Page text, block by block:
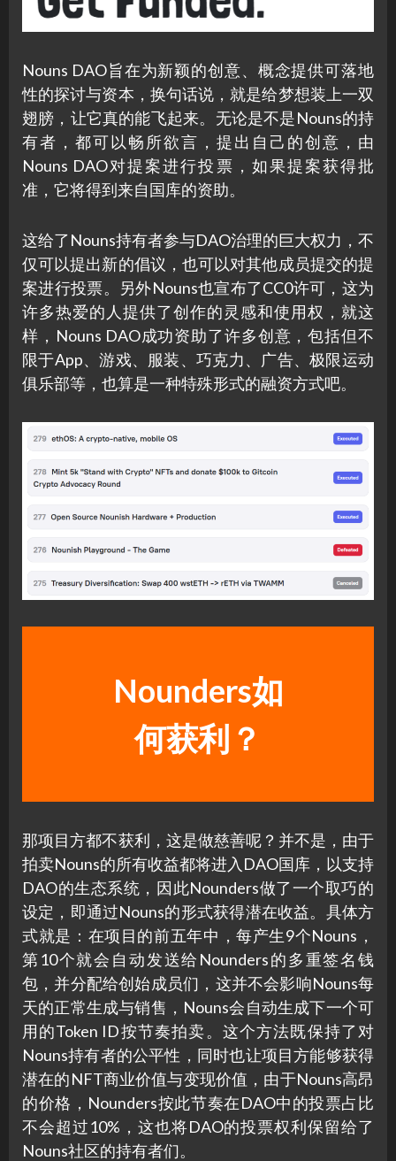
Nouns DAO旨在为新颖的创意、概念提供可落地
性的探讨与资本，换句话说，就是给梦想装上一双
翅膀，让它真的能飞起来。无论是不是Nouns的持
有者，都可以畅所欲言，提出自己的创意，由
Nouns DAO对提案进行投票，如果提案获得批
准，它将得到来自国库的资助。
这给了Nouns持有者参与DAO治理的巨大权力，不
仅可以提出新的倡议，也可以对其他成员提交的提
案进行投票。另外Nouns也宣布了CC0许可，这为
许多热爱的人提供了创作的灵感和使用权，就这
样，Nouns DAO成功资助了许多创意，包括但不
限于App、游戏、服装、巧克力、广告、极限运动
俱乐部等，也算是一种特殊形式的融资方式吧。
Nounders如
何获利？
那项目方都不获利，这是做慈善呢？并不是，由于
拍卖Nouns的所有收益都将进入DAO国库，以支持
DAO的生态系统，因此Nounders做了一个取巧的
设定，即通过Nouns的形式获得潜在收益。具体方
式就是：在项目的前五年中，每产生9个Nouns，
第10个就会自动发送给Nounders的多重签名钱
包，并分配给创始成员们，这并不会影响Nouns每
天的正常生成与销售，Nouns会自动生成下一个可
用的Token ID按节奏拍卖。这个方法既保持了对
Nouns持有者的公平性，同时也让项目方能够获得
潜在的NFT商业价值与变现价值，由于Nouns高昂
的价格，Nounders按此节奏在DAO中的投票占比
不会超过10%，这也将DAO的投票权利保留给了
Nouns社区的持有者们。